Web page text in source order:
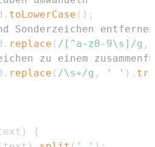
. toLowerCase ( ) ;
Sonderzeichen entfernen
. replace ( / [^a-z0-9\s] /g ,
zu einem
. replace ( /\s+/g , ' ' ) .
)
{